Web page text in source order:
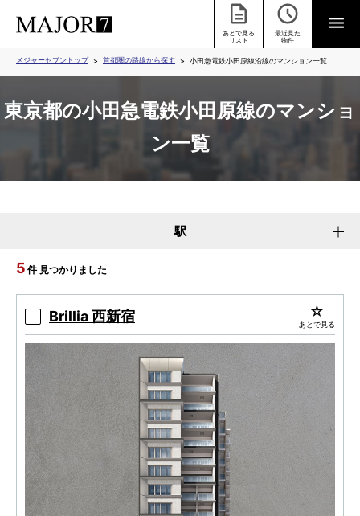
あとで見る
リスト
最近見た
物件
メジャーセブントップ 首都圏の路線から探す 小田急電鉄小田原線沿線のマンション一覧
東京都の小田急電鉄小田原線のマンショ
ン一覧
駅
5 件 見つかりました
Brillia 西新宿 あとで見る